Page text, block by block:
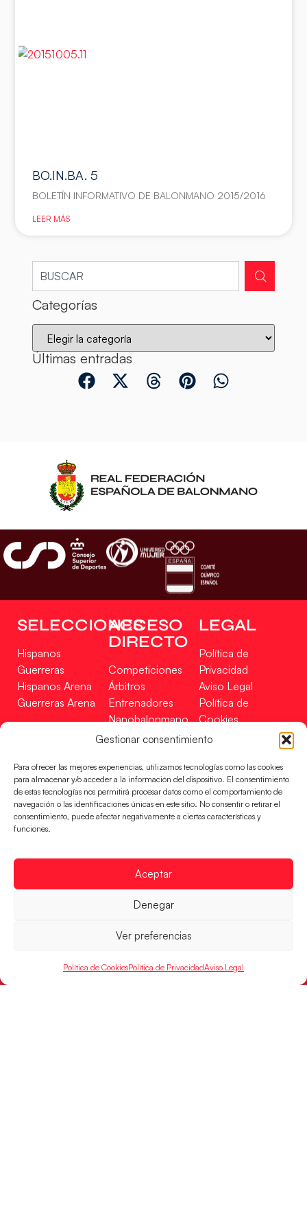
Gestionar consentimiento
Para ofrecer las mejores experiencias, utilizamos tecnologías como las cookies
para almacenar y/o acceder a la información del dispositivo. El consentimiento
de estas tecnologías nos permitirá procesar datos como el comportamiento de
navegación o las identificaciones únicas en este sitio. No consentir o retirar el
consentimiento, puede afectar negativamente a ciertas características y
funciones.
Aceptar
Denegar
Ver preferencias
Política de CookiesPolítica de PrivacidadAviso Legal
BO.IN.BA. 5
BOLETÍN INFORMATIVO DE BALONMANO 2015/2016
LEER MÁS
Categorías
Últimas entradas
SELECCIONES
Hispanos
Guerreras
Hispanos Arena
Guerreras Arena
ACCESO
DIRECTO
Competiciones
Árbitros
Entrenadores
Nanobalonmano
Tienda
LEGAL
Política de
Privacidad
Aviso Legal
Política de
Cookies
Mapa Web
Incidencias
CONTACTO
EN
FINANCIADO
RFEBM © 2024. Todos los derechos reservados –
Desarrollado por